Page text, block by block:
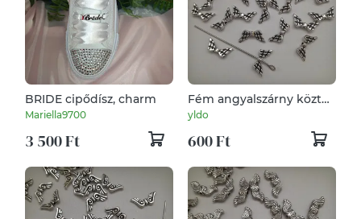
BRIDE cipődísz, charm
Mariella9700
3 500 Ft
Fém angyalszárny köztes
- 14x6mm - antik ezüst
szín - választható
kiszerelés
yldo
600 Ft